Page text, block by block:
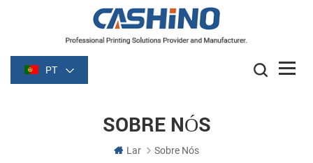
PT
SOBRE NÓS
Lar Sobre Nós